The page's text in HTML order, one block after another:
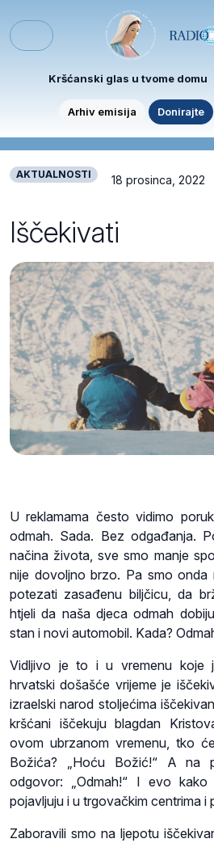
Menu
Kršćanski glas u tvome domu
Arhiv emisija Donirajte
AKTUALNOSTI 18 prosinca, 2022
Iščekivati
U reklamama često vidimo
odmah. Sada. Bez odgađanja.
načina života, sve smo manje
nije dovoljno brzo. Pa smo onda
potezati zasađenu biljčicu, da
htjeli da naša djeca odmah
stan i novi automobil. Kada?
Vidljivo je to i u vremenu koje
hrvatski došašće vrijeme je
izraelski narod stoljećima
kršćani iščekuju blagdan
ovom ubrzanom vremenu, tko
Božića? „Hoću Božić!“ A na
odgovor: „Odmah!“ I evo
pojavljuju i u trgovačkim centrima i
Zaboravili smo na ljepotu